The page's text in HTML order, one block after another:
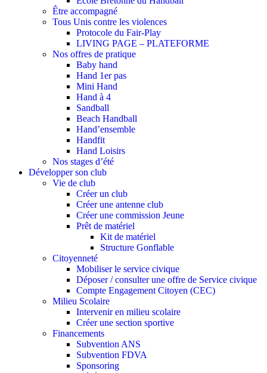
Être accompagné
Tous Unis contre les violences
Protocole du Fair-Play
LIVING PAGE – PLATEFORME
Nos offres de pratique
Baby hand
Hand 1er pas
Mini Hand
Hand à 4
Sandball
Beach Handball
Hand’ensemble
Handfit
Hand Loisirs
Nos stages d’été
Développer son club
Vie de club
Créer un club
Créer une antenne club
Créer une commission Jeune
Prêt de matériel
Kit de matériel
Structure Gonflable
Citoyenneté
Mobiliser le service civique
Déposer / consulter une offre de Service civique
Compte Engagement Citoyen (CEC)
Milieu Scolaire
Intervenir en milieu scolaire
Créer une section sportive
Financements
Subvention ANS
Subvention FDVA
Sponsoring